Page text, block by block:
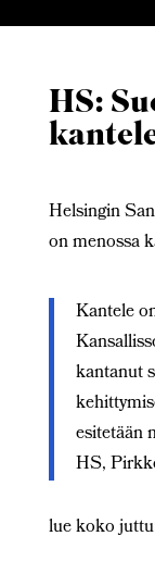
HS:
Helsingin
on menossa
Kantele
kantanut
esitetään
HS,
lue koko